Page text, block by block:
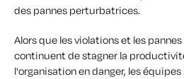
des pannes perturbatrices.
Alors que les violations et les
continuent de stagner la
l'organisation en danger, les